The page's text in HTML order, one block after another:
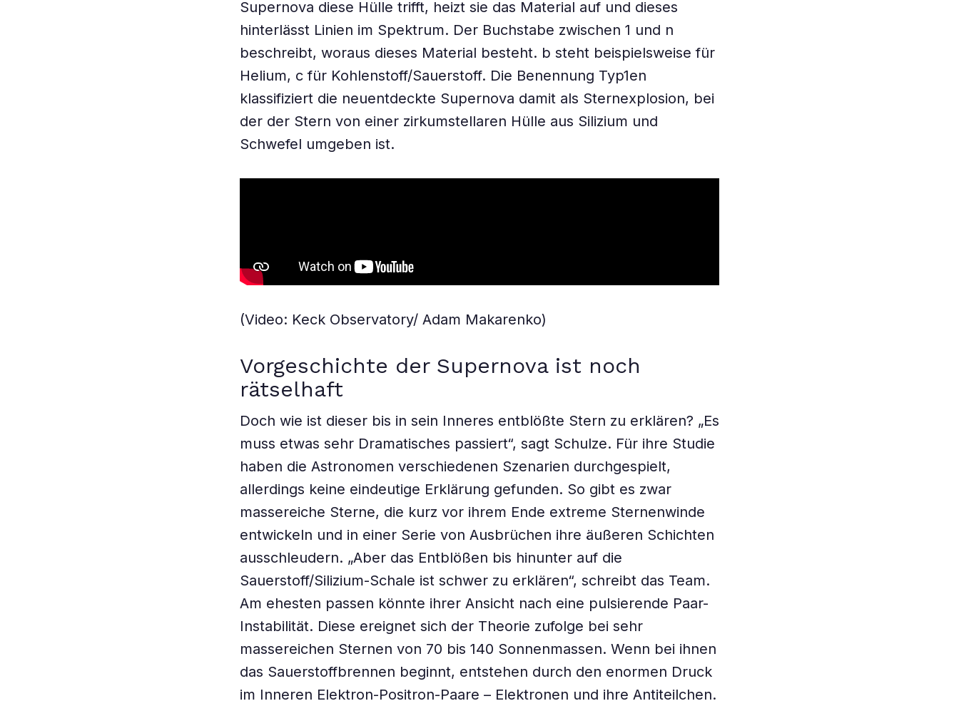
Supernova diese Hülle trifft, heizt sie das Material auf und dieses
hinterlässt Linien im Spektrum. Der Buchstabe zwischen 1 und n
beschreibt, woraus dieses Material besteht. b steht beispielsweise für
Helium, c für Kohlenstoff/Sauerstoff. Die Benennung Typ1en
klassifiziert die neuentdeckte Supernova damit als Sternexplosion, bei
der der Stern von einer zirkumstellaren Hülle aus Silizium und
Schwefel umgeben ist.
(Video: Keck Observatory/ Adam Makarenko)
Vorgeschichte der Supernova ist noch
rätselhaft
Doch wie ist dieser bis in sein Inneres entblößte Stern zu erklären? „Es
muss etwas sehr Dramatisches passiert“, sagt Schulze. Für ihre Studie
haben die Astronomen verschiedenen Szenarien durchgespielt,
allerdings keine eindeutige Erklärung gefunden. So gibt es zwar
massereiche Sterne, die kurz vor ihrem Ende extreme Sternenwinde
entwickeln und in einer Serie von Ausbrüchen ihre äußeren Schichten
ausschleudern. „Aber das Entblößen bis hinunter auf die
Sauerstoff/Silizium-Schale ist schwer zu erklären“, schreibt das Team.
Am ehesten passen könnte ihrer Ansicht nach eine pulsierende Paar-
Instabilität. Diese ereignet sich der Theorie zufolge bei sehr
massereichen Sternen von 70 bis 140 Sonnenmassen. Wenn bei ihnen
das Sauerstoffbrennen beginnt, entstehen durch den enormen Druck
im Inneren Elektron-Positron-Paare – Elektronen und ihre Antiteilchen.